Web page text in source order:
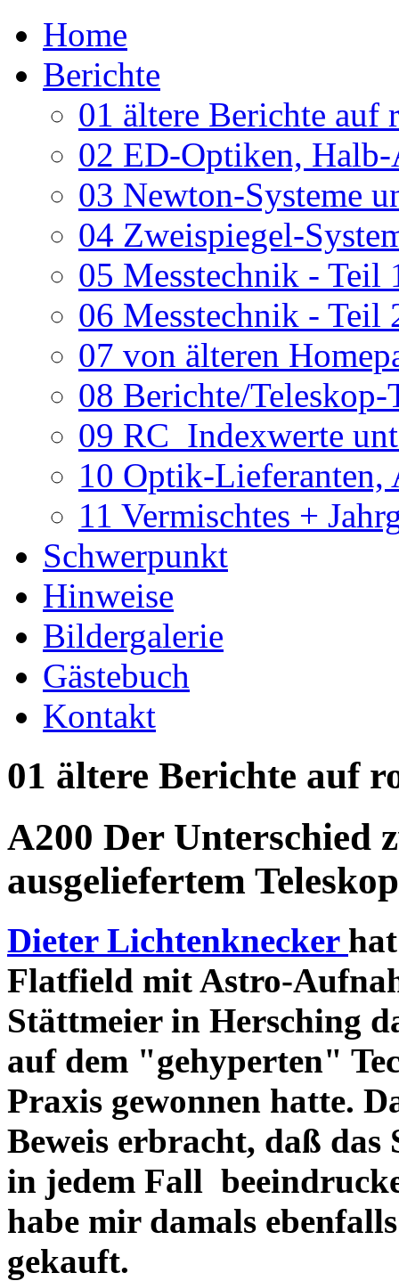
Home
Berichte
01 ältere Berichte auf
02 ED-Optiken, Halb-
03 Newton-Systeme
04 Zweispiegel-
05 Messtechnik - Teil
06 Messtechnik - Teil
07 von älteren
08 Berichte/
09 RC_Indexwerte
10 Optik-Lieferanten,
11 Vermischtes +
Schwerpunkt
Hinweise
Bildergalerie
Gästebuch
Kontakt
01 ältere Berichte auf
A200 Der Unterschied
ausgeliefertem
Dieter Lichtenknecker
Flatfield mit Astro-
Stättmeier in Hersching
auf dem "gehyperten"
Praxis gewonnen hatte.
Beweis erbracht, daß das
in jedem Fall
habe mir damals
gekauft.